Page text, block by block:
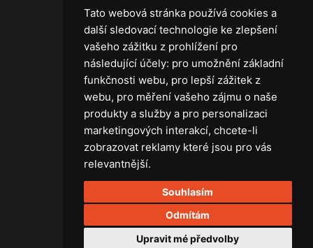
Tato webová stránka používá cookies a
další sledovací technologie ke zlepšení
vašeho zážitku z prohlížení pro
následující účely: pro umožnění základní
funkčnosti webu, pro lepší zážitek z
webu, pro měření vašeho zájmu o naše
produkty a služby a pro personalizaci
marketingových interakcí, chcete-li
zobrazovat reklamy které jsou pro vás
relevantnější.
Souhlasím
Odmítám
Upravit mé předvolby
Technika
Světla
Příslušenství ke světlům
Osvětlovací technika GRIP
Baterie
Stativy
Ostatní
Rozvaděče a kabely
Spotřební materiál